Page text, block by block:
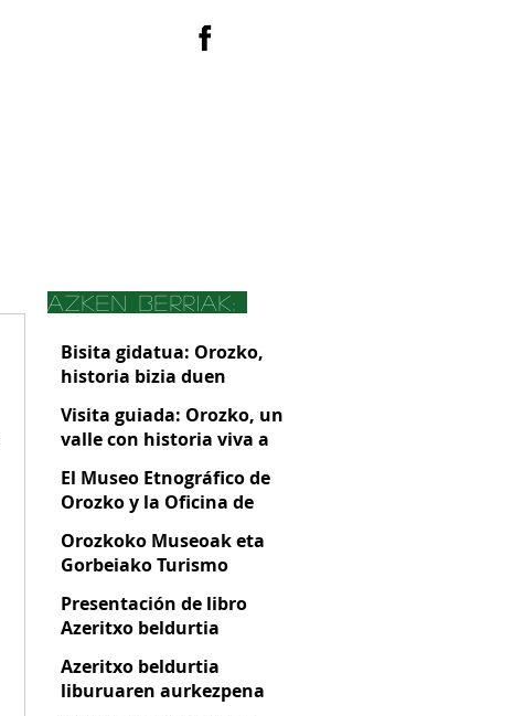
azken berriak:
Bisita gidatua: Orozko,
historia bizia duen
Visita guiada: Orozko, un
valle con historia viva a
El Museo Etnográfico de
Orozko y la Oficina de
suspenderán su atención
presencial a partir del 2
de marzo, por obras de
mejora
Orozkoko Museoak eta
Gorbeiako Turismo
arreta eten egingo dute
martxoaren 2tik aurrera,
hobekuntza obrak direla
eta
Presentación de libro
Azeritxo beldurtia
Azeritxo beldurtia
liburuaren aurkezpena